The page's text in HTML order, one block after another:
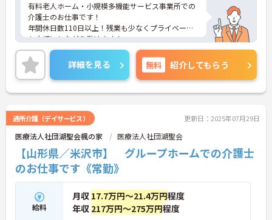
有料老人ホーム・小規模多機能サービス事業所での
介護士のお仕事です！
年間休日数110日以上！残業も少なくプライベート
も大切にしながら働けます！
ご興味ある方には、面接のポイントなど、さらに詳
細をお話致しますのでお気軽にご相談ください。
詳細を見る 無料 紹介してもらう
通所介護（デイサービス） 更新日：2025年07月29日
医療法人社団湖聖会楓の家 医療法人社団湖聖会
【山形県／米沢市】 グループホームでの介護士
のお仕事です《常勤》
給料
月収 17.7万円～21.4万円程度
年収 217万円～275万円程度